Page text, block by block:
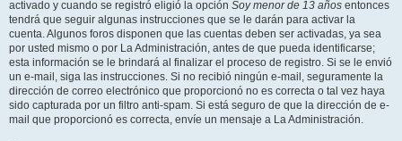
activado y cuando se registró eligió la opción Soy menor de 13 años entonces
tendrá que seguir algunas instrucciones que se le darán para activar la
cuenta. Algunos foros disponen que las cuentas deben ser activadas, ya sea
por usted mismo o por La Administración, antes de que pueda identificarse;
esta información se le brindará al finalizar el proceso de registro. Si se le envió
un e-mail, siga las instrucciones. Si no recibió ningún e-mail, seguramente la
dirección de correo electrónico que proporcionó no es correcta o tal vez haya
sido capturada por un filtro anti-spam. Si está seguro de que la dirección de e-
mail que proporcionó es correcta, envíe un mensaje a La Administración.